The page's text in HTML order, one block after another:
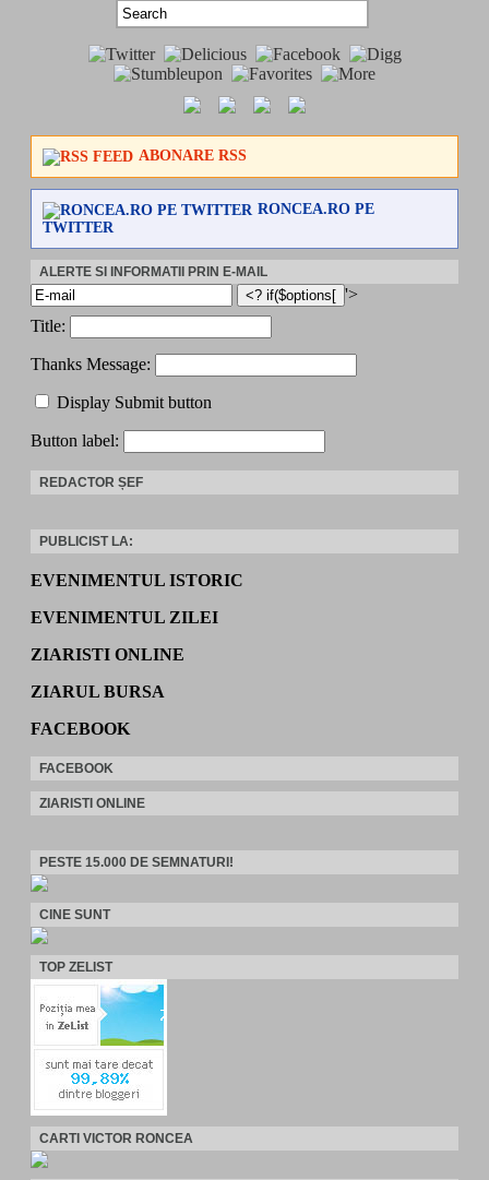
ABONARE RSS
RONCEA.RO PE
TWITTER
ALERTE SI INFORMATII PRIN E-MAIL
'>
Title:
Thanks Message:
Display Submit button
Button label:
REDACTOR ȘEF
PUBLICIST LA:
EVENIMENTUL ISTORIC
EVENIMENTUL ZILEI
ZIARISTI ONLINE
ZIARUL BURSA
FACEBOOK
FACEBOOK
ZIARISTI ONLINE
PESTE 15.000 DE SEMNATURI!
CINE SUNT
TOP ZELIST
CARTI VICTOR RONCEA